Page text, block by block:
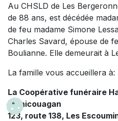
Au CHSLD de Les
de 88 ans, est décédée
de feu madame Simone
Charles Savard, épouse de
Boulianne. Elle demeurait à
La famille vous accueillera à:
La Coopérative funéraire
Manicouagan
123, route 138, Les